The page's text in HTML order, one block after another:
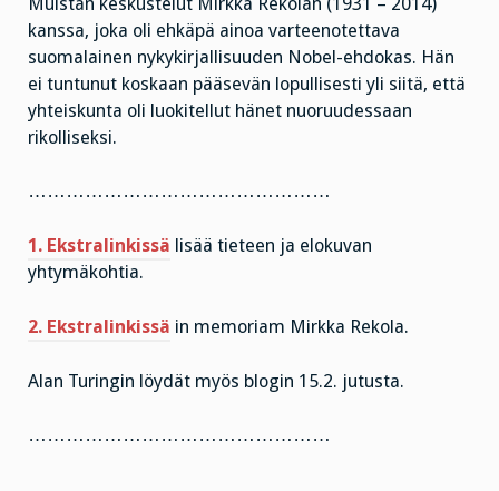
kanssa, joka oli ehkäpä ainoa varteenotettava
suomalainen nykykirjallisuuden Nobel-ehdokas. Hän
ei tuntunut koskaan pääsevän lopullisesti yli siitä, että
yhteiskunta oli luokitellut hänet nuoruudessaan
rikolliseksi.
…………………………………………
1. Ekstralinkissä lisää tieteen ja elokuvan
yhtymäkohtia.
2. Ekstralinkissä in memoriam Mirkka Rekola.
Alan Turingin löydät myös blogin 15.2. jutusta.
…………………………………………